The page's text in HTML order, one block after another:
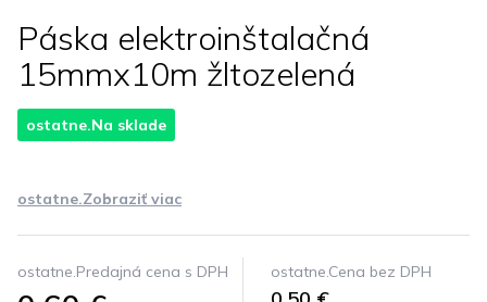
Páska elektroinštalačná
15mmx10m žltozelená
ostatne.Na sklade
ostatne.Zobraziť viac
ostatne.Predajná cena s DPH ostatne.Cena bez DPH